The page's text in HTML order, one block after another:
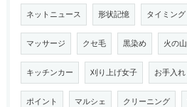
ネットニュース 形状記憶 タイミング
マッサージ クセ毛 黒染め 火の山
キッチンカー 刈り上げ女子 お手入れ
ポイント マルシェ クリーニング